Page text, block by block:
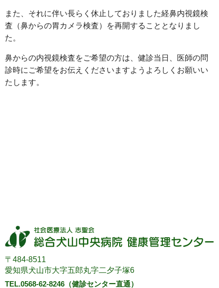
また、それに伴い長らく休止しておりました経鼻内視鏡検
査（鼻からの胃カメラ検査）を再開することとなりまし
た。
鼻からの内視鏡検査をご希望の方は、健診当日、医師の問
診時にご希望をお伝えくださいますようよろしくお願いい
たします。
〒484-8511
愛知県犬山市大字五郎丸字二夕子塚6
TEL.0568-62-8246 （健診センター直通）